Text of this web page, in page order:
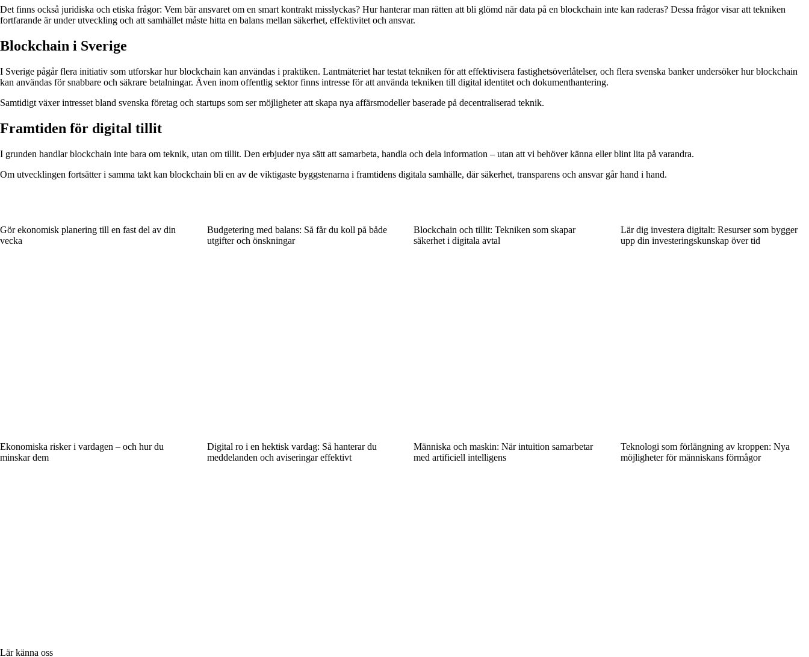
Det finns också juridiska och etiska frågor: Vem bär ansvaret om en smart kontrakt misslyckas? Hur hanterar man rätten att bli glömd när data på en blockchain inte kan raderas? Dessa frågor visar att tekniken
fortfarande är under utveckling och att samhället måste hitta en balans mellan säkerhet, effektivitet och ansvar.
Blockchain i Sverige
I Sverige pågår flera initiativ som utforskar hur blockchain kan användas i praktiken. Lantmäteriet har testat tekniken för att effektivisera fastighetsöverlåtelser, och flera svenska banker undersöker hur blockchain
kan användas för snabbare och säkrare betalningar. Även inom offentlig sektor finns intresse för att använda tekniken till digital identitet och dokumenthantering.
Samtidigt växer intresset bland svenska företag och startups som ser möjligheter att skapa nya affärsmodeller baserade på decentraliserad teknik.
Framtiden för digital tillit
I grunden handlar blockchain inte bara om teknik, utan om tillit. Den erbjuder nya sätt att samarbeta, handla och dela information – utan att vi behöver känna eller blint lita på varandra.
Om utvecklingen fortsätter i samma takt kan blockchain bli en av de viktigaste byggstenarna i framtidens digitala samhälle, där säkerhet, transparens och ansvar går hand i hand.
Gör ekonomisk planering till en fast del av din
vecka
Budgetering med balans: Så får du koll på både
utgifter och önskningar
Blockchain och tillit: Tekniken som skapar
säkerhet i digitala avtal
Lär dig investera digitalt: Resurser som bygger
upp din investeringskunskap över tid
Ekonomiska risker i vardagen – och hur du
minskar dem
Digital ro i en hektisk vardag: Så hanterar du
meddelanden och aviseringar effektivt
Människa och maskin: När intuition samarbetar
med artificiell intelligens
Teknologi som förlängning av kroppen: Nya
möjligheter för människans förmågor
Lär känna oss